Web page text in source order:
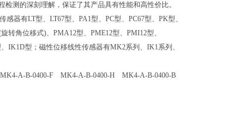
检测的深刻理解，保证了其产品具有性能和高性价比。
器有LT型、LT67型、PA1型、PC型、PC67型、PK型、
转角位移式)、PMA12型、PME12型、PMI12型、
IK1D型；磁性位移线性传感器有MK2系列、IK1系列、
A-B-0400-F MK4-A-B-0400-H MK4-A-B-0400-B